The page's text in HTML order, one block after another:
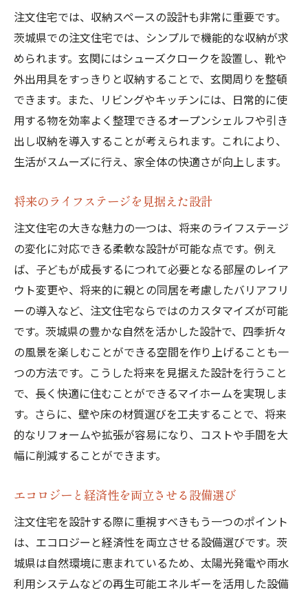
注文住宅では、収納スペースの設計も非常に重要です。
茨城県での注文住宅では、シンプルで機能的な収納が求
められます。玄関にはシューズクロークを設置し、靴や
外出用具をすっきりと収納することで、玄関周りを整頓
できます。また、リビングやキッチンには、日常的に使
用する物を効率よく整理できるオープンシェルフや引き
出し収納を導入することが考えられます。これにより、
生活がスムーズに行え、家全体の快適さが向上します。
将来のライフステージを見据えた設計
注文住宅の大きな魅力の一つは、将来のライフステージ
の変化に対応できる柔軟な設計が可能な点です。例え
ば、子どもが成長するにつれて必要となる部屋のレイア
ウト変更や、将来的に親との同居を考慮したバリアフリ
ーの導入など、注文住宅ならではのカスタマイズが可能
です。茨城県の豊かな自然を活かした設計で、四季折々
の風景を楽しむことができる空間を作り上げることも一
つの方法です。こうした将来を見据えた設計を行うこと
で、長く快適に住むことができるマイホームを実現しま
す。さらに、壁や床の材質選びを工夫することで、将来
的なリフォームや拡張が容易になり、コストや手間を大
幅に削減することができます。
エコロジーと経済性を両立させる設備選び
注文住宅を設計する際に重視すべきもう一つのポイント
は、エコロジーと経済性を両立させる設備選びです。茨
城県は自然環境に恵まれているため、太陽光発電や雨水
利用システムなどの再生可能エネルギーを活用した設備